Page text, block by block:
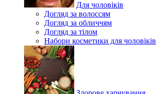
Для чоловіків
Догляд за волоссям
Догляд за обличчям
Догляд за тілом
Набори косметики для чоловіків